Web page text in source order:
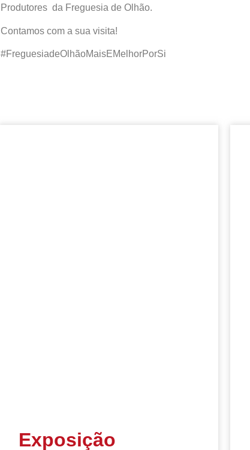
Produtores da Freguesia de Olhão.
Contamos com a sua visita!
#FreguesiadeOlhãoMaisEMelhorPorSi
Exposição